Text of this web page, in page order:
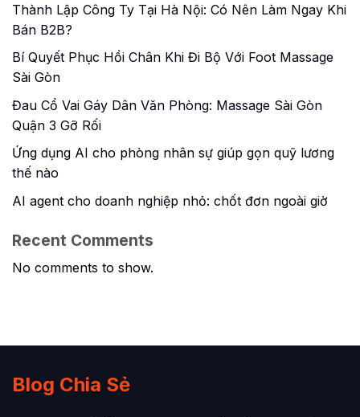
Thành Lập Công Ty Tại Hà Nội: Có Nên Làm Ngay Khi
Bán B2B?
Bí Quyết Phục Hồi Chân Khi Đi Bộ Với Foot Massage
Sài Gòn
Đau Cổ Vai Gáy Dân Văn Phòng: Massage Sài Gòn
Quận 3 Gỡ Rối
Ứng dụng AI cho phòng nhân sự giúp gọn quỹ lương
thế nào
AI agent cho doanh nghiệp nhỏ: chốt đơn ngoài giờ
Recent Comments
No comments to show.
Blog Chia Sẻ